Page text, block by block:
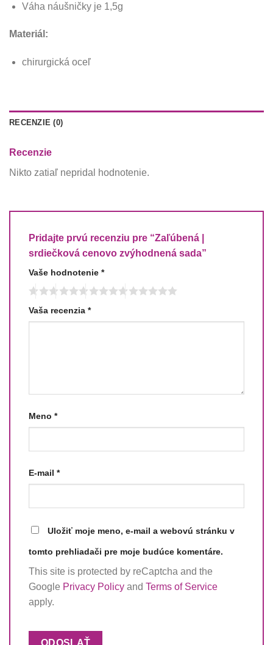
Váha náušničky je 1,5g
Materiál:
chirurgická oceľ
RECENZIE (0)
Recenzie
Nikto zatiaľ nepridal hodnotenie.
Pridajte prvú recenziu pre “Zaľúbená |
srdiečková cenovo zvýhodnená sada”
Vaše hodnotenie *
Vaša recenzia *
Meno *
E-mail *
Uložiť moje meno, e-mail a webovú stránku v
tomto prehliadači pre moje budúce komentáre.
This site is protected by reCaptcha and the
Google Privacy Policy and Terms of Service
apply.